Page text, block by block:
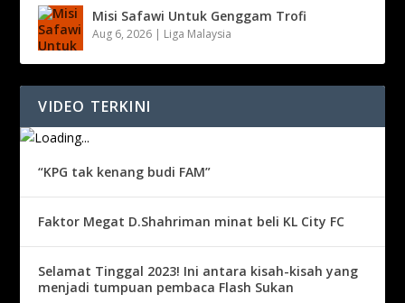
Misi Safawi Untuk Genggam Trofi
Aug 6, 2026 | Liga Malaysia
VIDEO TERKINI
“KPG tak kenang budi FAM”
Faktor Megat D.Shahriman minat beli KL City FC
Selamat Tinggal 2023! Ini antara kisah-kisah yang
menjadi tumpuan pembaca Flash Sukan